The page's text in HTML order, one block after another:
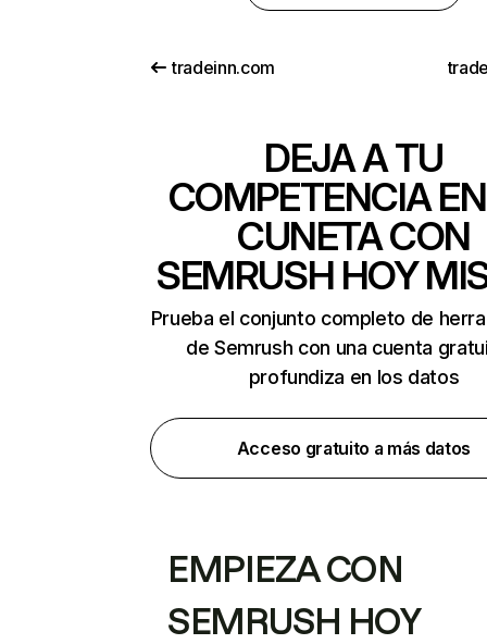
tradeinn.com
DEJA A TU
COMPETENCIA
CUNETA CON
SEMRUSH HOY
Prueba el conjunto completo de
de Semrush con una cuenta
profundiza en los datos
Acceso gratuito a más datos
EMPIEZA CON
SEMRUSH HOY